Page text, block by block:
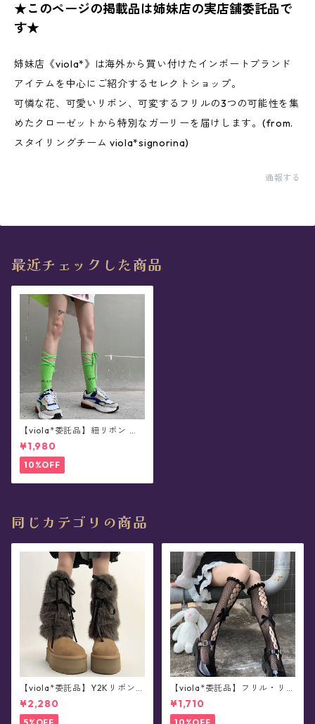
★このページの掲載品は姉妹店の実店舗委託品で
す★
姉妹店《viola*》は海外から買い付けたインポートブランド
アイテムを中心にご紹介するセレクトショップ。
可憐な花、可愛いリボン、可変するフリルの3つの可能性を集
めたクローゼットから特別なガーリーを届けします。(from.
スタイリングチーム viola*signorina)
通報する
最近チェックした商品
【viola*委託品】紐リボン ソ
ックス(全8色)
¥1,980
10%OFF
同じカテゴリの商品
【viola*委託品】Y2Kリボン・
レッグウォーマー(全4色)
¥2,280
【viola*委託品】フリル・リボ
ンつき・網タイツ/ソックス(全
2色)
¥1,710